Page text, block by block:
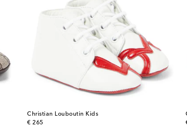
Christian Louboutin Kids
€ 265
original price